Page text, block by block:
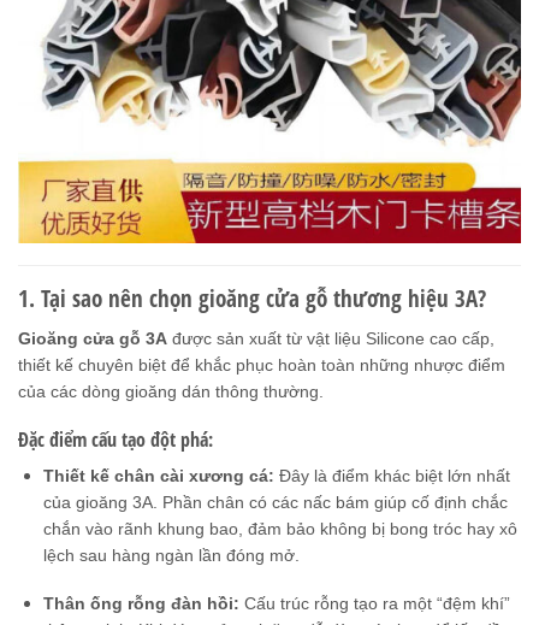
1. Tại sao nên chọn gioăng cửa gỗ thương hiệu 3A?
Gioăng cửa gỗ 3A được sản xuất từ vật liệu Silicone cao cấp,
thiết kế chuyên biệt để khắc phục hoàn toàn những nhược điểm
của các dòng gioăng dán thông thường.
Đặc điểm cấu tạo đột phá:
Thiết kế chân cài xương cá: Đây là điểm khác biệt lớn nhất
của gioăng 3A. Phần chân có các nấc bám giúp cố định chắc
chắn vào rãnh khung bao, đảm bảo không bị bong tróc hay xô
lệch sau hàng ngàn lần đóng mở.
Thân ống rỗng đàn hồi: Cấu trúc rỗng tạo ra một “đệm khí”